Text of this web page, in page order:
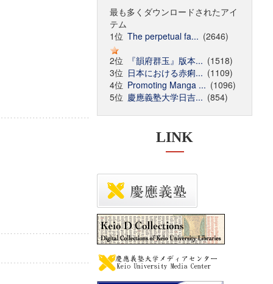
最も多くダウンロードされたアイ
テム
1位 The perpetual fa... (2646)
2位
『韻府群玉』版本... (1518)
3位 日本における赤痢... (1109)
4位 Promoting Manga ... (1096)
5位 慶應義塾大学日吉... (854)
LINK